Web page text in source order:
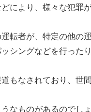
により、様々な犯罪
転者が、特定の他の
シングなどを行った
もなされており、世
なものがあるのでしょ